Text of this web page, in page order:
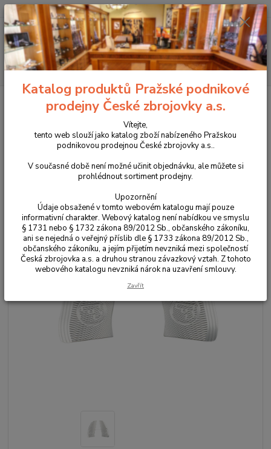
Menu
Hledat
+420 225 375 800
Příslušenství, doplňky a náhradní díly Pro pistole
Duralové střenky pro CZ 97
Duralové střenky pro CZ 97
Katalog produktů Pražské podnikové
prodejny České zbrojovky a.s.
Vítejte,
tento web slouží jako katalog zboží nabízeného Pražskou
podnikovou prodejnou České zbrojovky a.s..
V současné době není možné učinit objednávku, ale můžete si
prohlédnout sortiment prodejny.
Upozornění
Údaje obsažené v tomto webovém katalogu mají pouze
informativní charakter. Webový katalog není nabídkou ve smyslu
§ 1731 nebo § 1732 zákona 89/2012 Sb., občanského zákoníku,
ani se nejedná o veřejný příslib dle § 1733 zákona 89/2012 Sb.,
občanského zákoníku, a jejím přijetím nevzniká mezi společností
Česká zbrojovka a.s. a druhou stranou závazkový vztah. Z tohoto
webového katalogu nevzniká nárok na uzavření smlouvy.
Zavřít